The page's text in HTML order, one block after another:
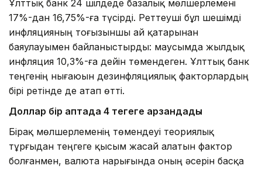
Ұлттық банк 24 шілдеде базалық мөлшерлемені
17%-дан 16,75%-ға түсірді. Реттеуші бұл шешімді
инфляцияның тоғызыншы ай қатарынан
баяулауымен байланыстырды: маусымда жылдық
инфляция 10,3%-ға дейін төмендеген. Ұлттық банк
теңгенің нығаюын дезинфляциялық факторлардың
бірі ретінде де атап өтті.
Доллар бір аптада 4 теңгеге арзандады
Бірақ мөлшерлеменің төмендеуі теориялық
тұрғыдан теңгеге қысым жасай алатын фактор
болғанмен, валюта нарығында оның әсерін басқа